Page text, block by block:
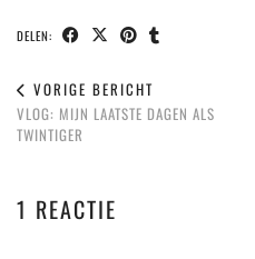
DELEN:
VORIGE BERICHT
VLOG: MIJN LAATSTE DAGEN ALS
TWINTIGER
1 REACTIE